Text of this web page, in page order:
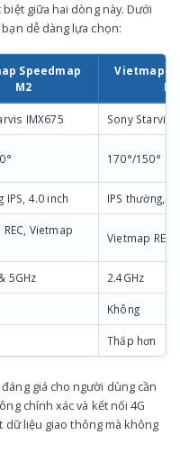
giữa hai dòng này. Dưới
dễ dàng lựa chọn:
Speedmap
M2
Vietmap
M1
IMX675 Sony Starvis
170°/150°
IPS, 4.0 inch IPS thường,
Vietmap
Vietmap REC
5GHz 2.4GHz
Không
Thấp hơn
giá cho người dùng cần
chính xác và kết nối 4G
dữ liệu giao thông mà không